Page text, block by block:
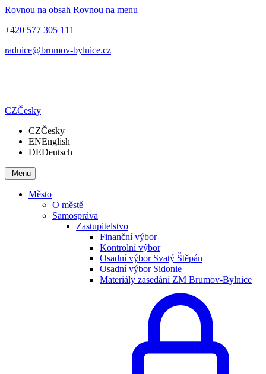
Rovnou na obsah Rovnou na menu
+420 577 305 111
radnice@brumov-bylnice.cz
CZČesky
CZČesky
ENEnglish
DEDeutsch
Menu
Město
O městě
Samospráva
Zastupitelstvo
Finanční výbor
Kontrolní výbor
Osadní výbor Svatý Štěpán
Osadní výbor Sidonie
Materiály zasedání ZM Brumov-Bylnice